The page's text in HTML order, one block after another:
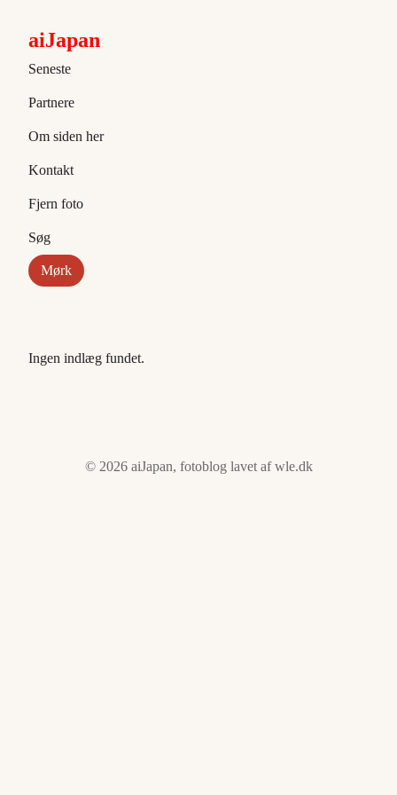
aiJapan
Seneste
Partnere
Om siden her
Kontakt
Fjern foto
Søg
Mørk
Ingen indlæg fundet.
© 2026 aiJapan, fotoblog lavet afwle.dk